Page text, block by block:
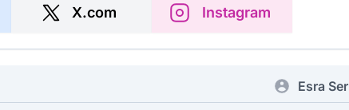
X.com Instagram
Esra Ser